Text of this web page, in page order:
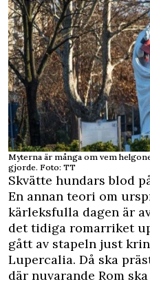
Myterna är många om vem
gjorde. Foto: TT
Skvätte hundars blod
En annan teori om
kärleksfulla dagen är
det tidiga romarriket
gått av stapeln just
Lupercalia. Då ska
där nuvarande Rom